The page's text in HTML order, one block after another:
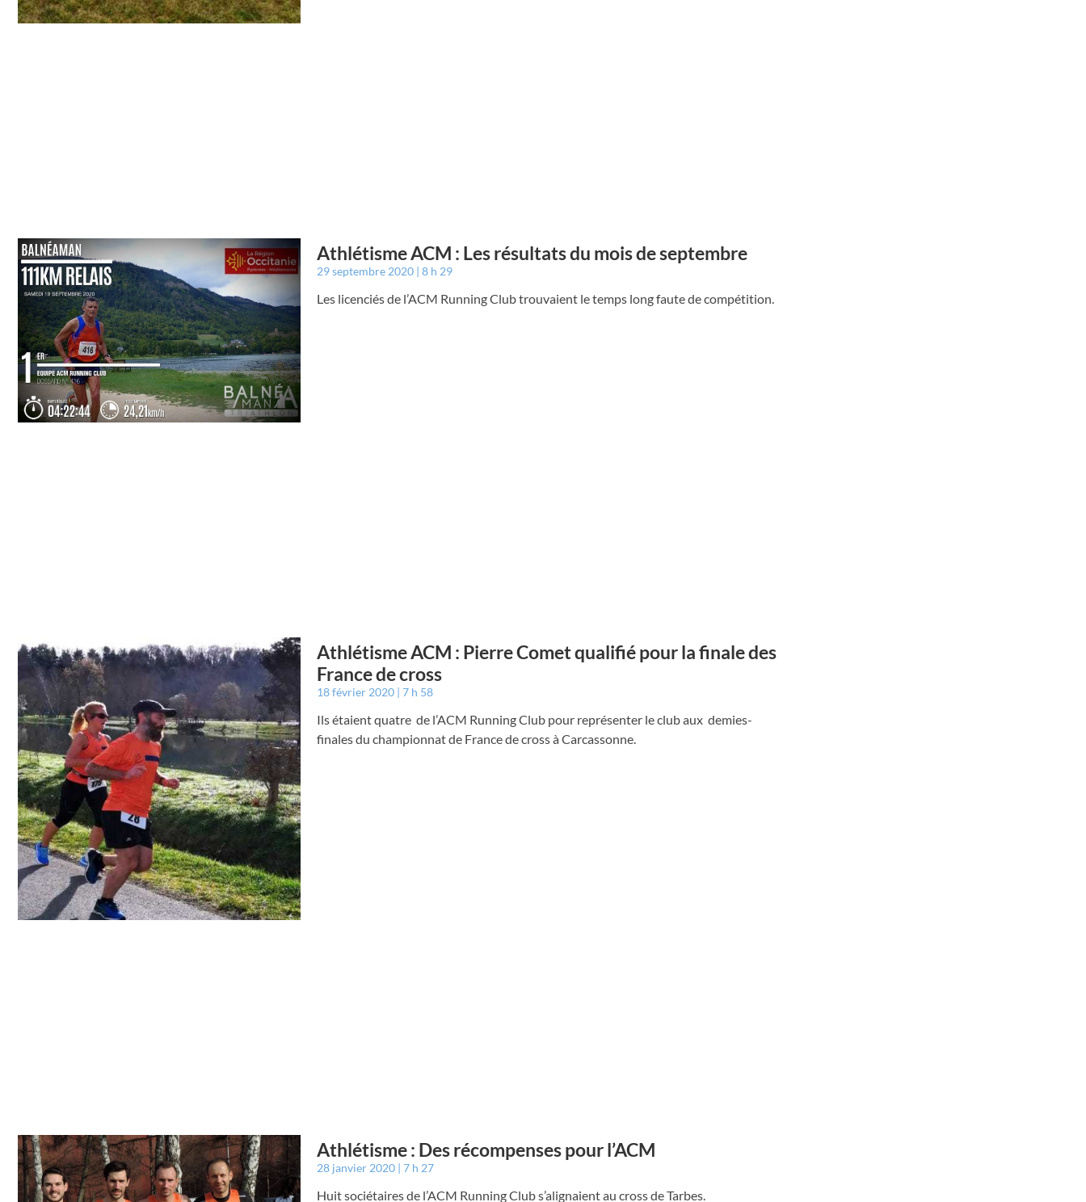
Athlétisme ACM : Les résultats du mois de septembre
29 septembre 2020 8 h 29
Les licenciés de l’ACM Running Club trouvaient le temps long faute de compétition.
Athlétisme ACM : Pierre Comet qualifié pour la finale des
France de cross
18 février 2020 7 h 58
Ils étaient quatre de l’ACM Running Club pour représenter le club aux demies-
finales du championnat de France de cross à Carcassonne.
Athlétisme : Des récompenses pour l’ACM
28 janvier 2020 7 h 27
Huit sociétaires de l’ACM Running Club s’alignaient au cross de Tarbes.